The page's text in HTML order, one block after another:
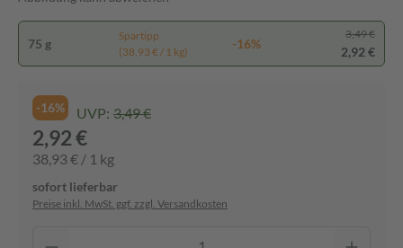
75 g
Spartipp
(38,93 € / 1 kg)
-16%
3,49 €
2,92 €
-16% UVP: 3,49 €
2,92 €
38,93 € / 1 kg
sofort lieferbar
Preise inkl. MwSt. ggf. zzgl. Versandkosten